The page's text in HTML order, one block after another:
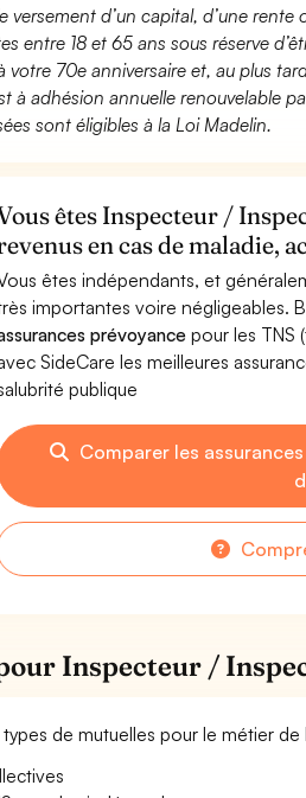
versement d’un capital, d’une
entre 18 et 65 ans sous réserve
votre 70e anniversaire et, au plus
à adhésion annuelle renouvelable
sont éligibles à la Loi Madelin.
êtes Inspecteur /
en cas de maladie,
êtes indépendants, et
importantes voire négligeables.
prévoyancepour les TNS
SideCare les meilleures
publique
Comparer les
Inspecteur /
de mutuelles pour le métier